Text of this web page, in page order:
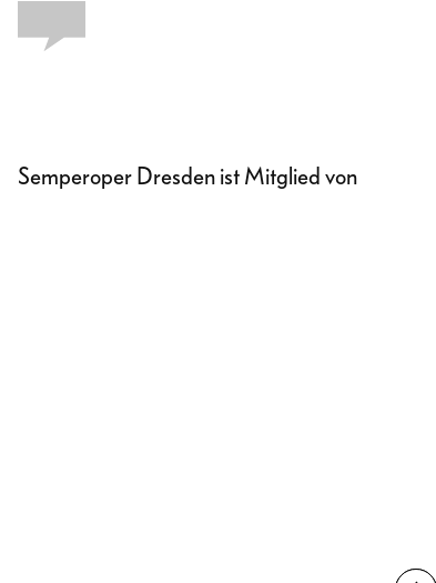
Semperoper Dresden ist Mitglied von